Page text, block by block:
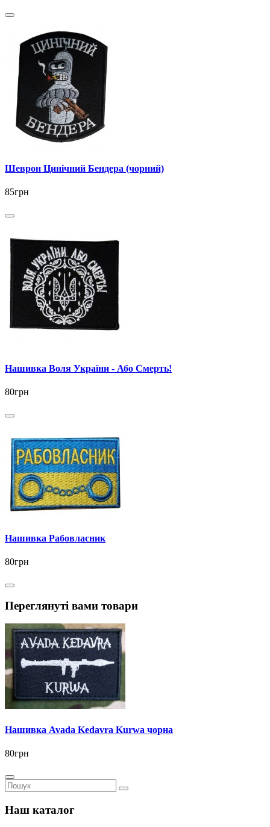
Шеврон Цинічний Бендера (чорний)
85грн
Нашивка Воля України - Або Смерть!
80грн
Нашивка Рабовласник
80грн
Переглянуті вами товари
Нашивка Avada Kedavra Kurwa чорна
80грн
Наш каталог